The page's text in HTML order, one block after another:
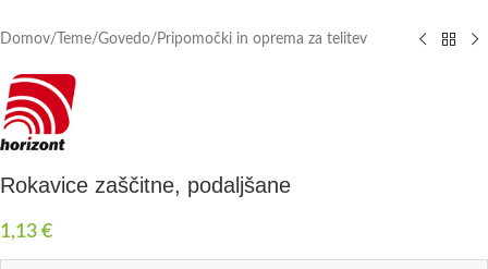
Domov/ Teme/Govedo/ Pripomočki in oprema za telitev
Rokavice zaščitne, podaljšane
1,13 €